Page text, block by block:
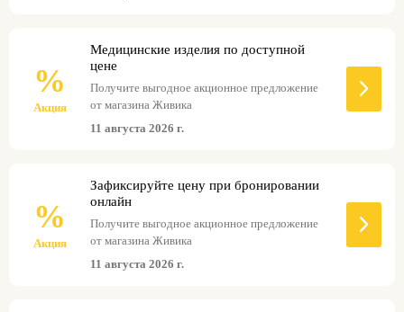
%
Акция
Медицинские изделия по доступной
цене
Получите выгодное акционное предложение
от магазина Живика
11 августа 2026 г.
%
Акция
Зафиксируйте цену при бронировании
онлайн
Получите выгодное акционное предложение
от магазина Живика
11 августа 2026 г.